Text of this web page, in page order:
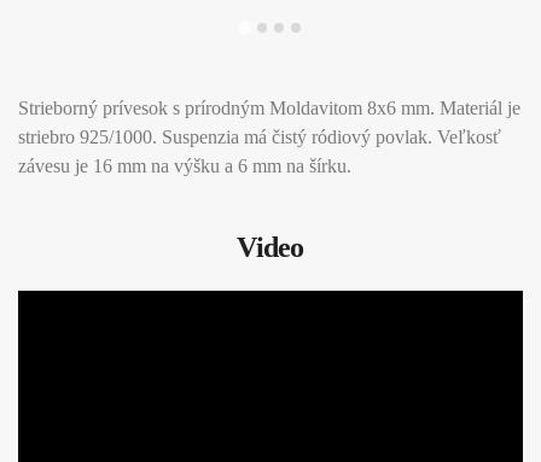
Strieborný prívesok s prírodným Moldavitom 8x6 mm. Materiál je
striebro 925/1000. Suspenzia má čistý ródiový povlak. Veľkosť
závesu je 16 mm na výšku a 6 mm na šírku.
Video